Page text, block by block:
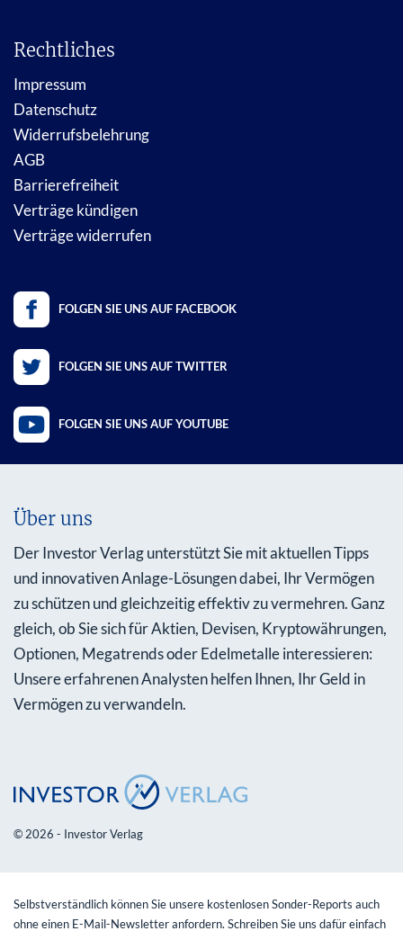
Rechtliches
Impressum
Datenschutz
Widerrufsbelehrung
AGB
Barrierefreiheit
Verträge kündigen
Verträge widerrufen
FOLGEN SIE UNS AUF FACEBOOK
FOLGEN SIE UNS AUF TWITTER
FOLGEN SIE UNS AUF YOUTUBE
Über uns
Der Investor Verlag unterstützt Sie mit aktuellen Tipps
und innovativen Anlage-Lösungen dabei, Ihr Vermögen
zu schützen und gleichzeitig effektiv zu vermehren. Ganz
gleich, ob Sie sich für Aktien, Devisen, Kryptowährungen,
Optionen, Megatrends oder Edelmetalle interessieren:
Unsere erfahrenen Analysten helfen Ihnen, Ihr Geld in
Vermögen zu verwandeln.
© 2026 - Investor Verlag
Selbstverständlich können Sie unsere kostenlosen Sonder-Reports auch
ohne einen E-Mail-Newsletter anfordern. Schreiben Sie uns dafür einfach